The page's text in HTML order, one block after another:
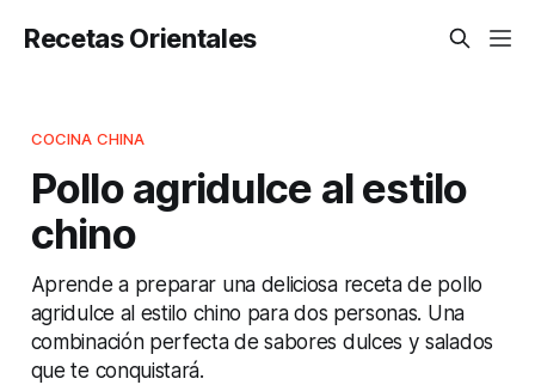
Recetas Orientales
COCINA CHINA
Pollo agridulce al estilo
chino
Aprende a preparar una deliciosa receta de pollo
agridulce al estilo chino para dos personas. Una
combinación perfecta de sabores dulces y salados
que te conquistará.